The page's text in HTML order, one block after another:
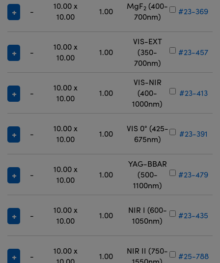
-
10.00 x
10.00
1.00
MgF2 (400-
700nm)
#23-369
-
10.00 x
10.00
1.00
VIS-EXT
(350-
700nm)
#23-457
-
10.00 x
10.00
1.00
VIS-NIR
(400-
1000nm)
#23-413
-
10.00 x
10.00
1.00
VIS 0° (425-
675nm)
#23-391
-
10.00 x
10.00
1.00
YAG-BBAR
(500-
1100nm)
#23-479
-
10.00 x
10.00
1.00
NIR I (600-
1050nm)
#23-435
-
10.00 x
1.00
NIR II (750-
#25-788